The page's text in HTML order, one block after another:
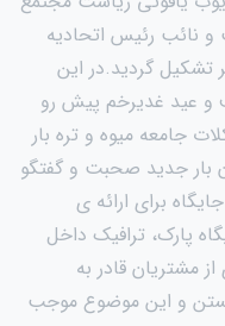
و نائب رئیس اتحادیه
بار رشت راس ساعت ۵ عصر تشکیل گردید.در این
و عید غدیرخم پیش رو
جامعه میوه و تره بار
جدید صحبت و گفتگو
برای ارائه ی
پارک، ترافیک داخل
مشتریان قادر به
و این موضوع موجب